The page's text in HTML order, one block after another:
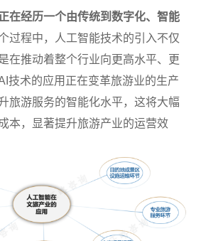
在经历一个由传统到数字化、智能
过程中，人工智能技术的引入不仅
在推动着整个行业向更高水平、更
技术的应用正在变革旅游业的生产
旅游服务的智能化水平，这将大幅
本，显著提升旅游产业的运营效